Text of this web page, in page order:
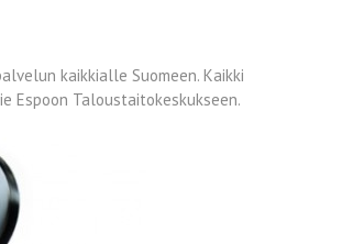
kaikkialle Suomeen. Kaikki
Espoon Taloustaitokeskukseen.